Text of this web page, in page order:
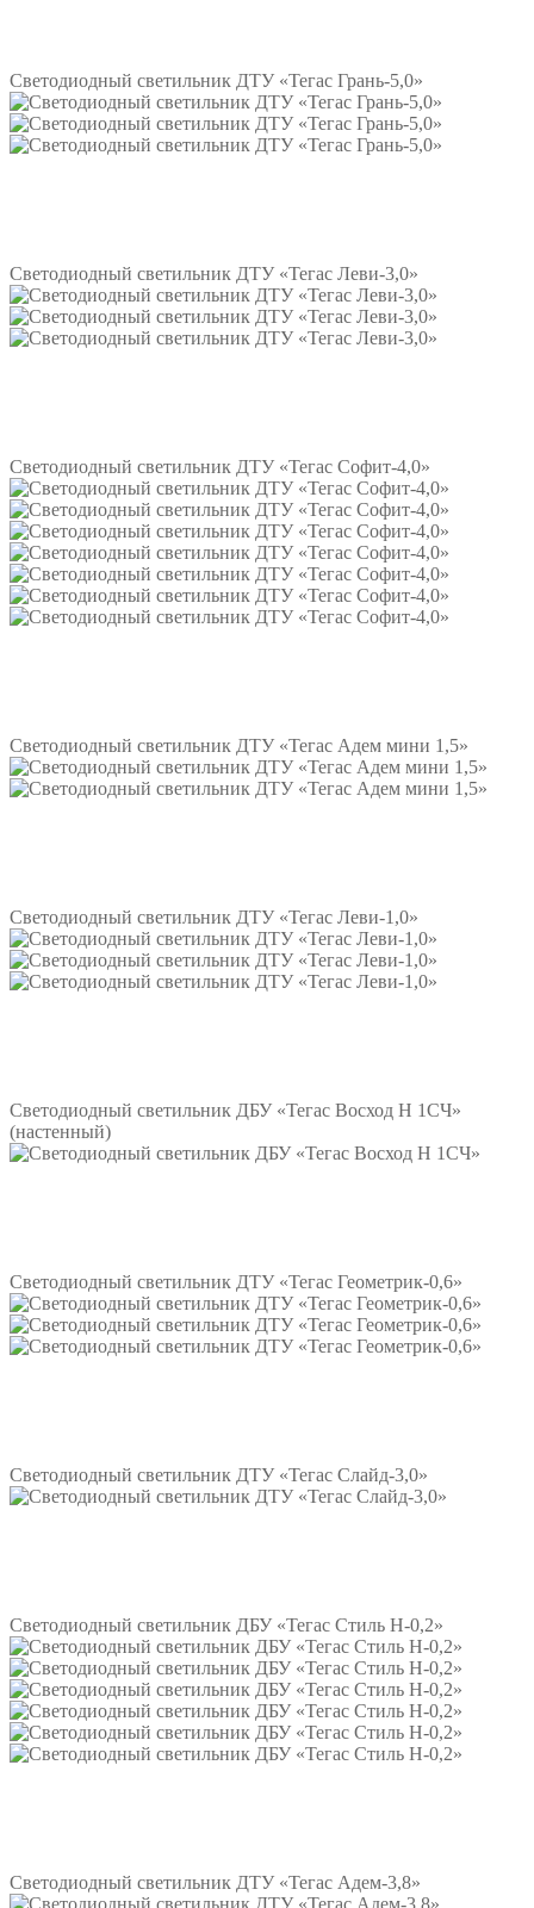
Светодиодный светильник ДТУ «Тегас Грань-5,0»
Светодиодный светильник ДТУ «Тегас Леви-3,0»
Светодиодный светильник ДТУ «Тегас Софит-4,0»
Светодиодный светильник ДТУ «Тегас Адем мини 1,5»
Светодиодный светильник ДТУ «Тегас Леви-1,0»
Светодиодный светильник ДБУ «Тегас Восход Н 1СЧ»
(настенный)
Светодиодный светильник ДТУ «Тегас Геометрик-0,6»
Светодиодный светильник ДТУ «Тегас Слайд-3,0»
Светодиодный светильник ДБУ «Тегас Стиль Н-0,2»
Светодиодный светильник ДТУ «Тегас Адем-3,8»